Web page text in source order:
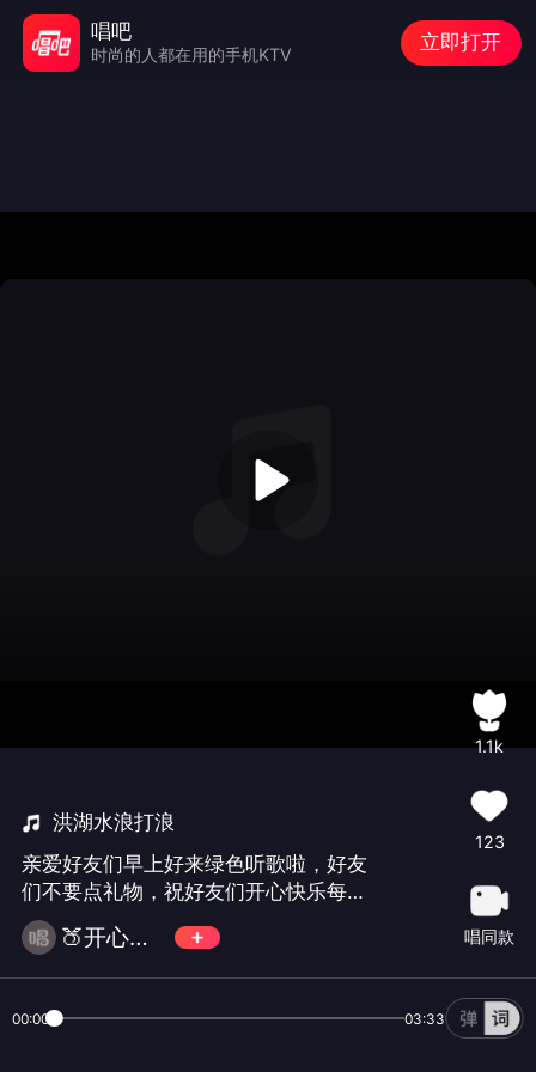
洪湖水浪打浪
亲爱好友们早上好来绿色听歌啦，好友
们不要点礼物，祝好友们开心快乐每一
天！
🍑开心就好🍑两周一歌
1.1k
123
唱同款
00:00 03:33
唱吧
时尚的人都在用的手机KTV
立即打开